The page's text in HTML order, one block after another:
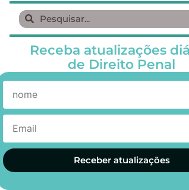
Receba atualizações
de Direito Penal
Receber atualizações